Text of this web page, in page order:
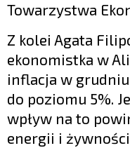
Towarzystwa
Z kolei Agata
ekonomistka w
inflacja w
do poziomu 5%.
wpływ na to
energii i